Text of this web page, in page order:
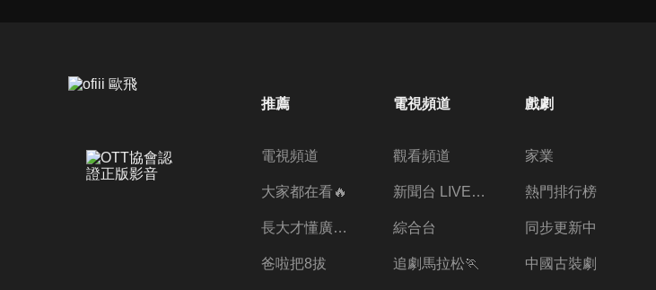
推薦
電視頻道
大家都在看🔥
長大才懂廣志的偉大
爸啦把8拔
電視頻道
觀看頻道
新聞台 LIVE 直播
綜合台
追劇馬拉松🏃
戲劇
家業
熱門排行榜
同步更新中
中國古裝劇